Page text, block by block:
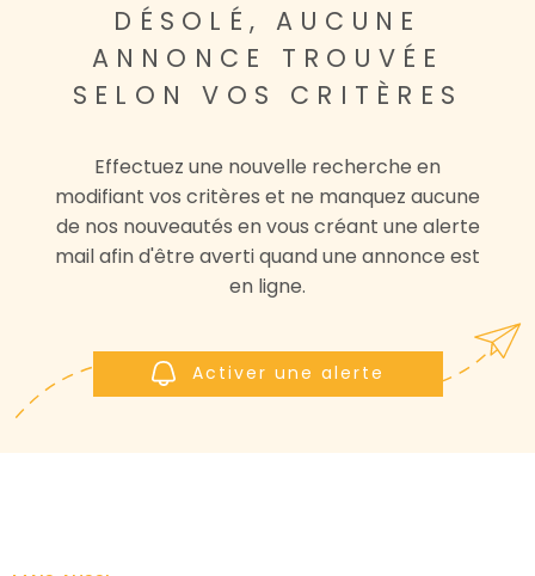
NOS
CONTACT
DÉSOLÉ, AUCUNE
ANNONCE TROUVÉE
SELON VOS CRITÈRES
Effectuez une nouvelle recherche en
modifiant vos critères et ne manquez aucune
de nos nouveautés en vous créant une alerte
mail afin d'être averti quand une annonce est
en ligne.
Activer une alerte